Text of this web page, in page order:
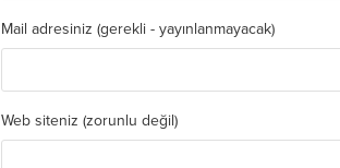
Mail adresiniz (gerekli - yayınlanmayacak)
Web siteniz (zorunlu değil)
Karı Koca Arası
Muhabbeti Artıran